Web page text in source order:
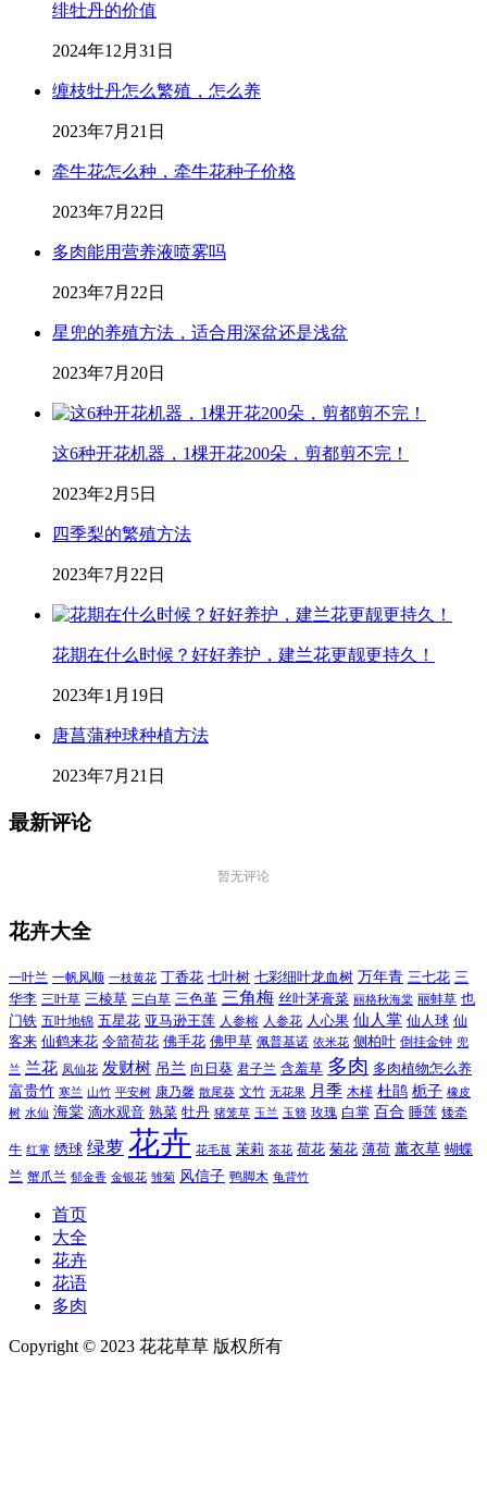
绯牡丹的价值
2024年12月31日
缠枝牡丹怎么繁殖，怎么养
2023年7月21日
牵牛花怎么种，牵牛花种子价格
2023年7月22日
多肉能用营养液喷雾吗
2023年7月22日
星兜的养殖方法，适合用深盆还是浅盆
2023年7月20日
这6种开花机器，1棵开花200朵，剪都剪不完！
2023年2月5日
四季梨的繁殖方法
2023年7月22日
花期在什么时候？好好养护，建兰花更靓更持久！
2023年1月19日
唐菖蒲种球种植方法
2023年7月21日
最新评论
暂无评论
花卉大全
一叶兰 一帆风顺 一枝黄花 丁香花 七叶树 七彩细叶龙血树 万年青 三七花 三
华李 三叶草 三棱草 三白草 三色堇 三角梅 丝叶茅膏菜 丽格秋海棠 丽蚌草 也
门铁 五叶地锦 五星花 亚马逊王莲 人参榕 人参花 人心果 仙人掌 仙人球 仙
客来 仙鹤来花 令箭荷花 佛手花 佛甲草 佩普基诺 依米花 侧柏叶 倒挂金钟 兜
兰 兰花 凤仙花 发财树 吊兰 向日葵 君子兰 含羞草 多肉 多肉植物怎么养
富贵竹 寒兰 山竹 平安树 康乃馨 散尾葵 文竹 无花果 月季 木槿 杜鹃 栀子 橡皮
树 水仙 海棠 滴水观音 熟菜 牡丹 猪笼草 玉兰 玉簪 玫瑰 白掌 百合 睡莲 矮牵
牛 红掌 绣球 绿萝 花卉 花毛茛 茉莉 茶花 荷花 菊花 薄荷 薰衣草 蝴蝶
兰 蟹爪兰 郁金香 金银花 雏菊 风信子 鸭脚木 龟背竹
首页
大全
花卉
花语
多肉
Copyright © 2023 花花草草 版权所有